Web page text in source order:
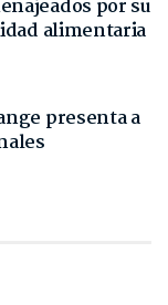
por su
alimentaria
presenta a